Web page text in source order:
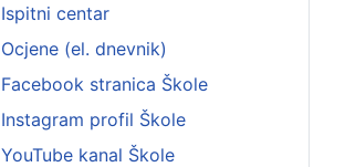
Ispitni centar
Ocjene (el. dnevnik)
Facebook stranica Škole
Instagram profil Škole
YouTube kanal Škole